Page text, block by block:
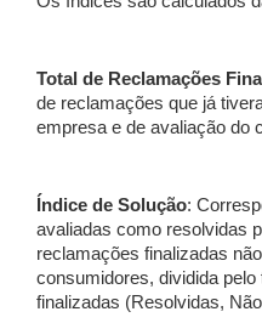
Total de Reclamações
de reclamações que já
empresa e de avaliação do
Índice de Solução:
avaliadas como resolvidas
reclamações finalizadas
consumidores, dividida
finalizadas (Resolvidas,